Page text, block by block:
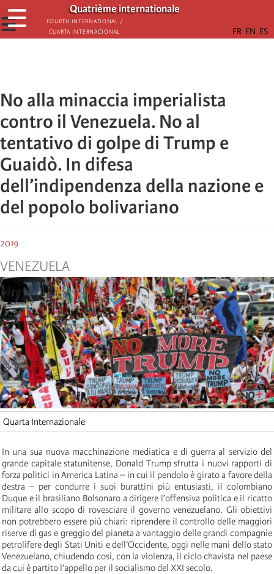
Skip
to
main
Quatrième internationale
Fourth International /
Cuarta Internacional
☰
☰
No alla minaccia imperialista
contro il Venezuela. No al
tentativo di golpe di Trump e
Guaidò. In difesa
dell’indipendenza della nazione e
del popolo bolivariano
2019
VENEZUELA
Quarta Internazionale
In una sua nuova macchinazione mediatica e di guerra al servizio del
grande capitale statunitense, Donald Trump sfrutta i nuovi rapporti di
forza politici in America Latina – in cui il pendolo è girato a favore della
destra – per condurre i suoi burattini più entusiasti, il colombiano
Duque e il brasiliano Bolsonaro a dirigere l’offensiva politica e il ricatto
militare allo scopo di rovesciare il governo venezuelano. Gli obiettivi
non potrebbero essere più chiari: riprendere il controllo delle maggiori
riserve di gas e greggio del pianeta a vantaggio delle grandi compagnie
petrolifere degli Stati Uniti e dell’Occidente, oggi nelle mani dello stato
Venezuelano, chiudendo così, con la violenza, il ciclo chavista nel paese
da cui è partito l’appello per il socialismo del XXI secolo.